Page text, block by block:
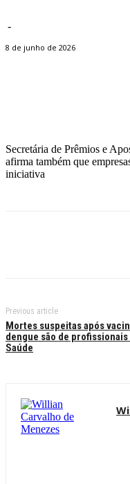
-
8 de junho de 2026
Secretária de Prêmios e
afirma também que
iniciativa
Previous article
Mortes suspeitas após
dengue são de profissionais
Saúde